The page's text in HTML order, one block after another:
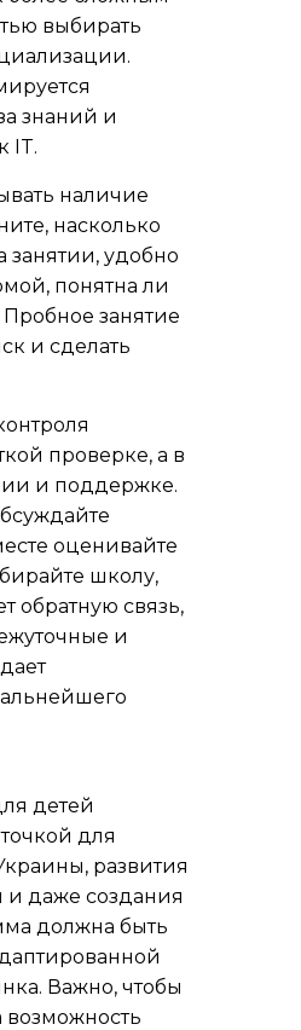
выбирать
знаний и
IT.
наличие
насколько
занятии, удобно
понятна ли
занятие
и сделать
проверке, а в
и поддержке.
оценивайте
школу,
обратную связь,
и
детей
для
развития
и даже создания
должна быть
Важно, чтобы
возможность